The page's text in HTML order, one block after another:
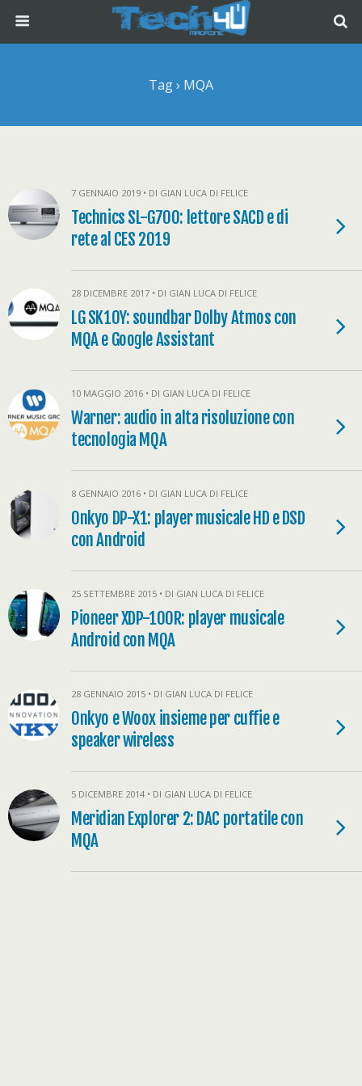
Tag › MQA
7 GENNAIO 2019 • DI GIAN LUCA DI FELICE
Technics SL-G700: lettore SACD e di
rete al CES 2019
28 DICEMBRE 2017 • DI GIAN LUCA DI FELICE
LG SK10Y: soundbar Dolby Atmos con
MQA e Google Assistant
10 MAGGIO 2016 • DI GIAN LUCA DI FELICE
Warner: audio in alta risoluzione con
tecnologia MQA
8 GENNAIO 2016 • DI GIAN LUCA DI FELICE
Onkyo DP-X1: player musicale HD e DSD
con Android
25 SETTEMBRE 2015 • DI GIAN LUCA DI FELICE
Pioneer XDP-100R: player musicale
Android con MQA
28 GENNAIO 2015 • DI GIAN LUCA DI FELICE
Onkyo e Woox insieme per cuffie e
speaker wireless
5 DICEMBRE 2014 • DI GIAN LUCA DI FELICE
Meridian Explorer 2: DAC portatile con
MQA